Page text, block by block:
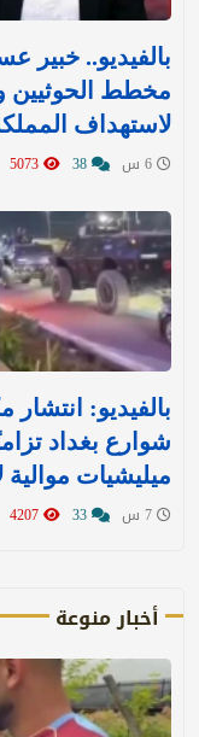
بالفيديو..
مخطط الحوثيين
لاستهداف
بالفيديو:
شوارع بغداد
ميليشيات موالية
أخبار منوعة